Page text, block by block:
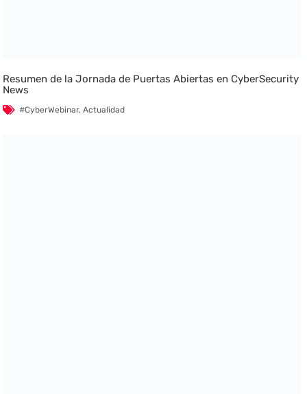
Resumen de la Jornada de Puertas Abiertas en CyberSecurity
News
#CyberWebinar,Actualidad